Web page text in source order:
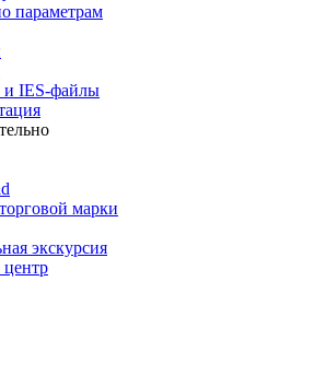
параметрам
IES-файлы
марки
экскурсия